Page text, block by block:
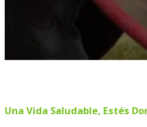
Una Vida Saludable, Estés